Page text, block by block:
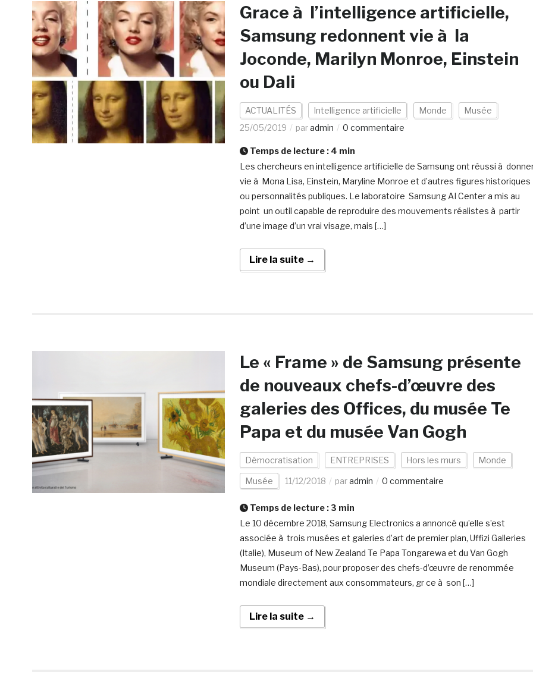
Grace à l’intelligence artificielle,
Samsung redonnent vie à la
Joconde, Marilyn Monroe, Einstein
ou Dali
ACTUALITÉS Intelligence artificielle Monde
Musée
25/05/2019
paradmin 0 commentaire
Temps de lecture : 4 min
Les chercheurs en intelligence artificielle de Samsung ont réussi à
vie à Mona Lisa, Einstein, Maryline Monroe et d’autres figures historiques
ou personnalités publiques. Le laboratoire Samsung AI Center a mis au
point un outil capable de reproduire des mouvements réalistes à partir
d’une image d’un vrai visage, mais […]
Lire la suite →
Le « Frame » de Samsung présente
de nouveaux chefs-d’œuvre des
galeries des Offices, du musée Te
Papa et du musée Van Gogh
Démocratisation ENTREPRISES Hors les murs Monde
Musée 11/12/2018 paradmin 0 commentaire
Temps de lecture : 3 min
Le 10 décembre 2018, Samsung Electronics a annoncé qu’elle s’est
associée à trois musées et galeries d’art de premier plan, Uffizi Galleries
(Italie), Museum of New Zealand Te Papa Tongarewa et du Van Gogh
Museum (Pays-Bas), pour proposer des chefs-d’œuvre de renommée
mondiale directement aux consommateurs, gr ce à son […]
Lire la suite →